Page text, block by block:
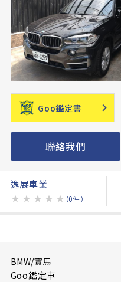
Goo鑑定書
聯絡我們
逸展車業
★ ★ ★ ★ ★ （0件）
BMW/寶馬
Goo鑑定車